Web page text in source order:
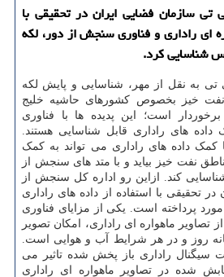
سازمان فضایی ایران در تحقیقی با
ای راداری و فناوری سنجش از دور، لكه
شناسایی كرد.
به نقل از مهر، شناسایی و پایش لکه
خیز بخصوص کشورهای حاشیه خلیج
است؛ این پدیده ها با فناوری
های راداری قابل شناسایی هستند.
کمک داده های راداری می تواند به کمک
نفت خیز بیاید و با متد های سنجش از
کند. ازاین رو اداره کل سنجش از
تحقیقی با استفاده از داده های راداری
۱ به این مورد پرداخته است. یکی از مزایای فناوری
تصاویر ماهواره ای راداری، امکان تصویر
روز و در هر شرایط آب و هوایی است.
سیگنال راداری باز پخش شده تاثیر می
شده در تصاویر ماهواره ای راداری